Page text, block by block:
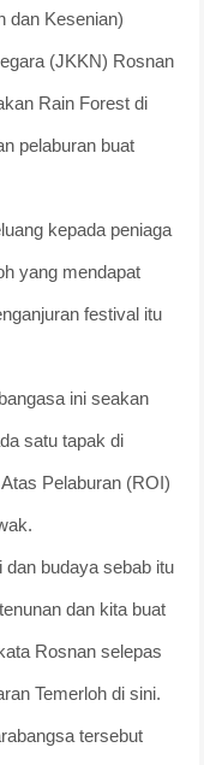
dan Kesenian)
(JKKN) Rosnan
Rain Forest di
pelaburan buat
kepada peniaga
yang mendapat
festival itu
ini seakan
satu tapak di
Pelaburan (ROI)
dan budaya sebab itu
dan kita buat
Rosnan selepas
Temerloh di sini.
tersebut